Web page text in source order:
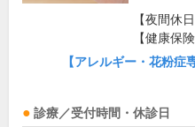
【夜間休
【健康保
【アレルギー・花粉症
診療／受付時間・休診日